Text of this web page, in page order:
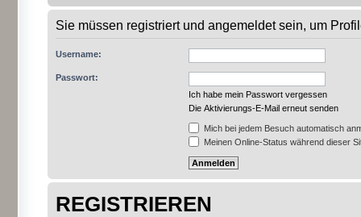
Sie müssen registriert und angemeldet sein, um
Username:
Passwort:
Ich habe mein Passwort vergessen
Die Aktivierungs-E-Mail erneut senden
Mich bei jedem Besuch automatisch
Meinen Online-Status während dieser
REGISTRIEREN